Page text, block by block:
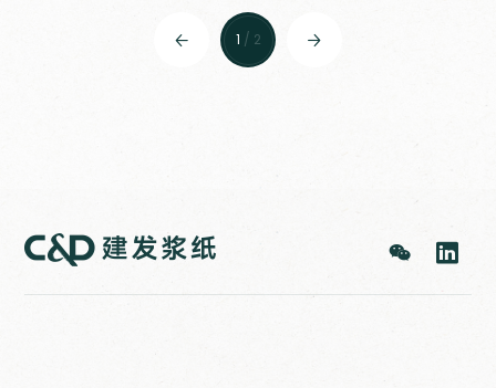
 1 / 2 
 